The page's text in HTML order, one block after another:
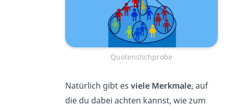
Quotenstichprobe
Natürlich gibt es viele Merkmale, auf
die du dabei achten kannst, wie zum